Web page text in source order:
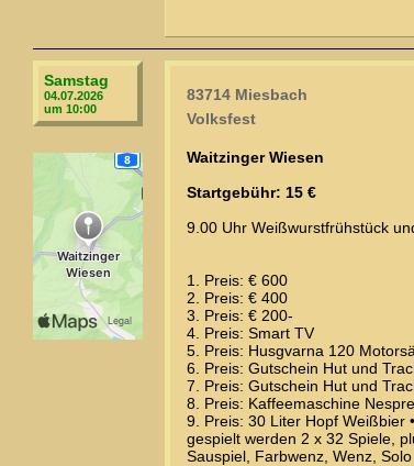
Samstag
04.07.2026
um 10:00
83714 Miesbach
Volksfest
Waitzinger Wiesen
Startgebühr: 15 €
9.00 Uhr Weißwurstfrühstück
1. Preis: € 600
2. Preis: € 400
3. Preis: € 200-
4. Preis: Smart TV
5. Preis: Husgvarna 120
6. Preis: Gutschein Hut und
7. Preis: Gutschein Hut und
8. Preis: Kaffeemaschine
9. Preis: 30 Liter Hopf Weißbier
gespielt werden 2 x 32 Spiele,
Sauspiel, Farbwenz, Wenz, Solo